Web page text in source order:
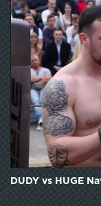
DUDY vs HUGE